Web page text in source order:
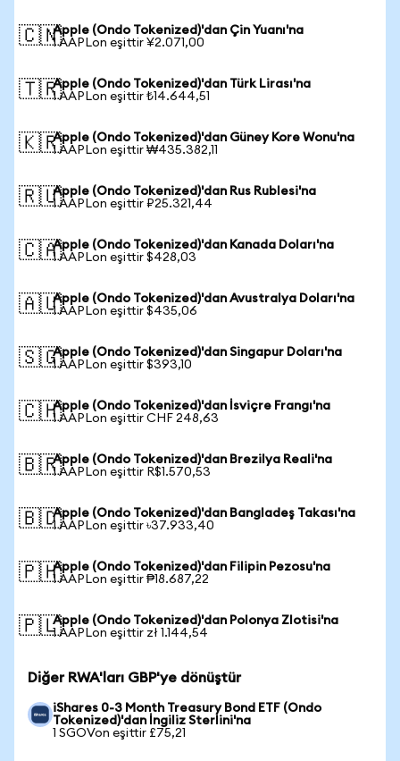
🇨🇳Apple (Ondo Tokenized)'dan Çin Yuanı'na
1 AAPLon eşittir ¥2.071,00
🇹🇷Apple (Ondo Tokenized)'dan Türk Lirası'na
1 AAPLon eşittir ₺14.644,51
🇰🇷Apple (Ondo Tokenized)'dan Güney Kore Wonu'na
1 AAPLon eşittir ₩435.382,11
🇷🇺Apple (Ondo Tokenized)'dan Rus Rublesi'na
1 AAPLon eşittir ₽25.321,44
🇨🇦Apple (Ondo Tokenized)'dan Kanada Doları'na
1 AAPLon eşittir $428,03
🇦🇺Apple (Ondo Tokenized)'dan Avustralya Doları'na
1 AAPLon eşittir $435,06
🇸🇬Apple (Ondo Tokenized)'dan Singapur Doları'na
1 AAPLon eşittir $393,10
🇨🇭Apple (Ondo Tokenized)'dan İsviçre Frangı'na
1 AAPLon eşittir CHF 248,63
🇧🇷Apple (Ondo Tokenized)'dan Brezilya Reali'na
1 AAPLon eşittir R$1.570,53
🇧🇩Apple (Ondo Tokenized)'dan Bangladeş Takası'na
1 AAPLon eşittir ৳37.933,40
🇵🇭Apple (Ondo Tokenized)'dan Filipin Pezosu'na
1 AAPLon eşittir ₱18.687,22
🇵🇱Apple (Ondo Tokenized)'dan Polonya Zlotisi'na
1 AAPLon eşittir zł 1.144,54
Diğer RWA'ları GBP'ye dönüştür
iShares 0-3 Month Treasury Bond ETF (Ondo
Tokenized)'dan İngiliz Sterlini'na
1 SGOVon eşittir £75,21